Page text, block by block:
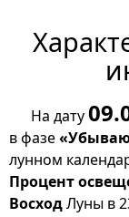
На дату
в фазе
лунном
Процент
ВосходЛуны в